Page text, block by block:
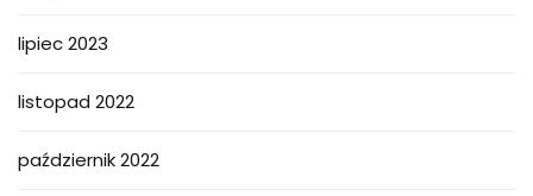
lipiec 2023
listopad 2022
październik 2022